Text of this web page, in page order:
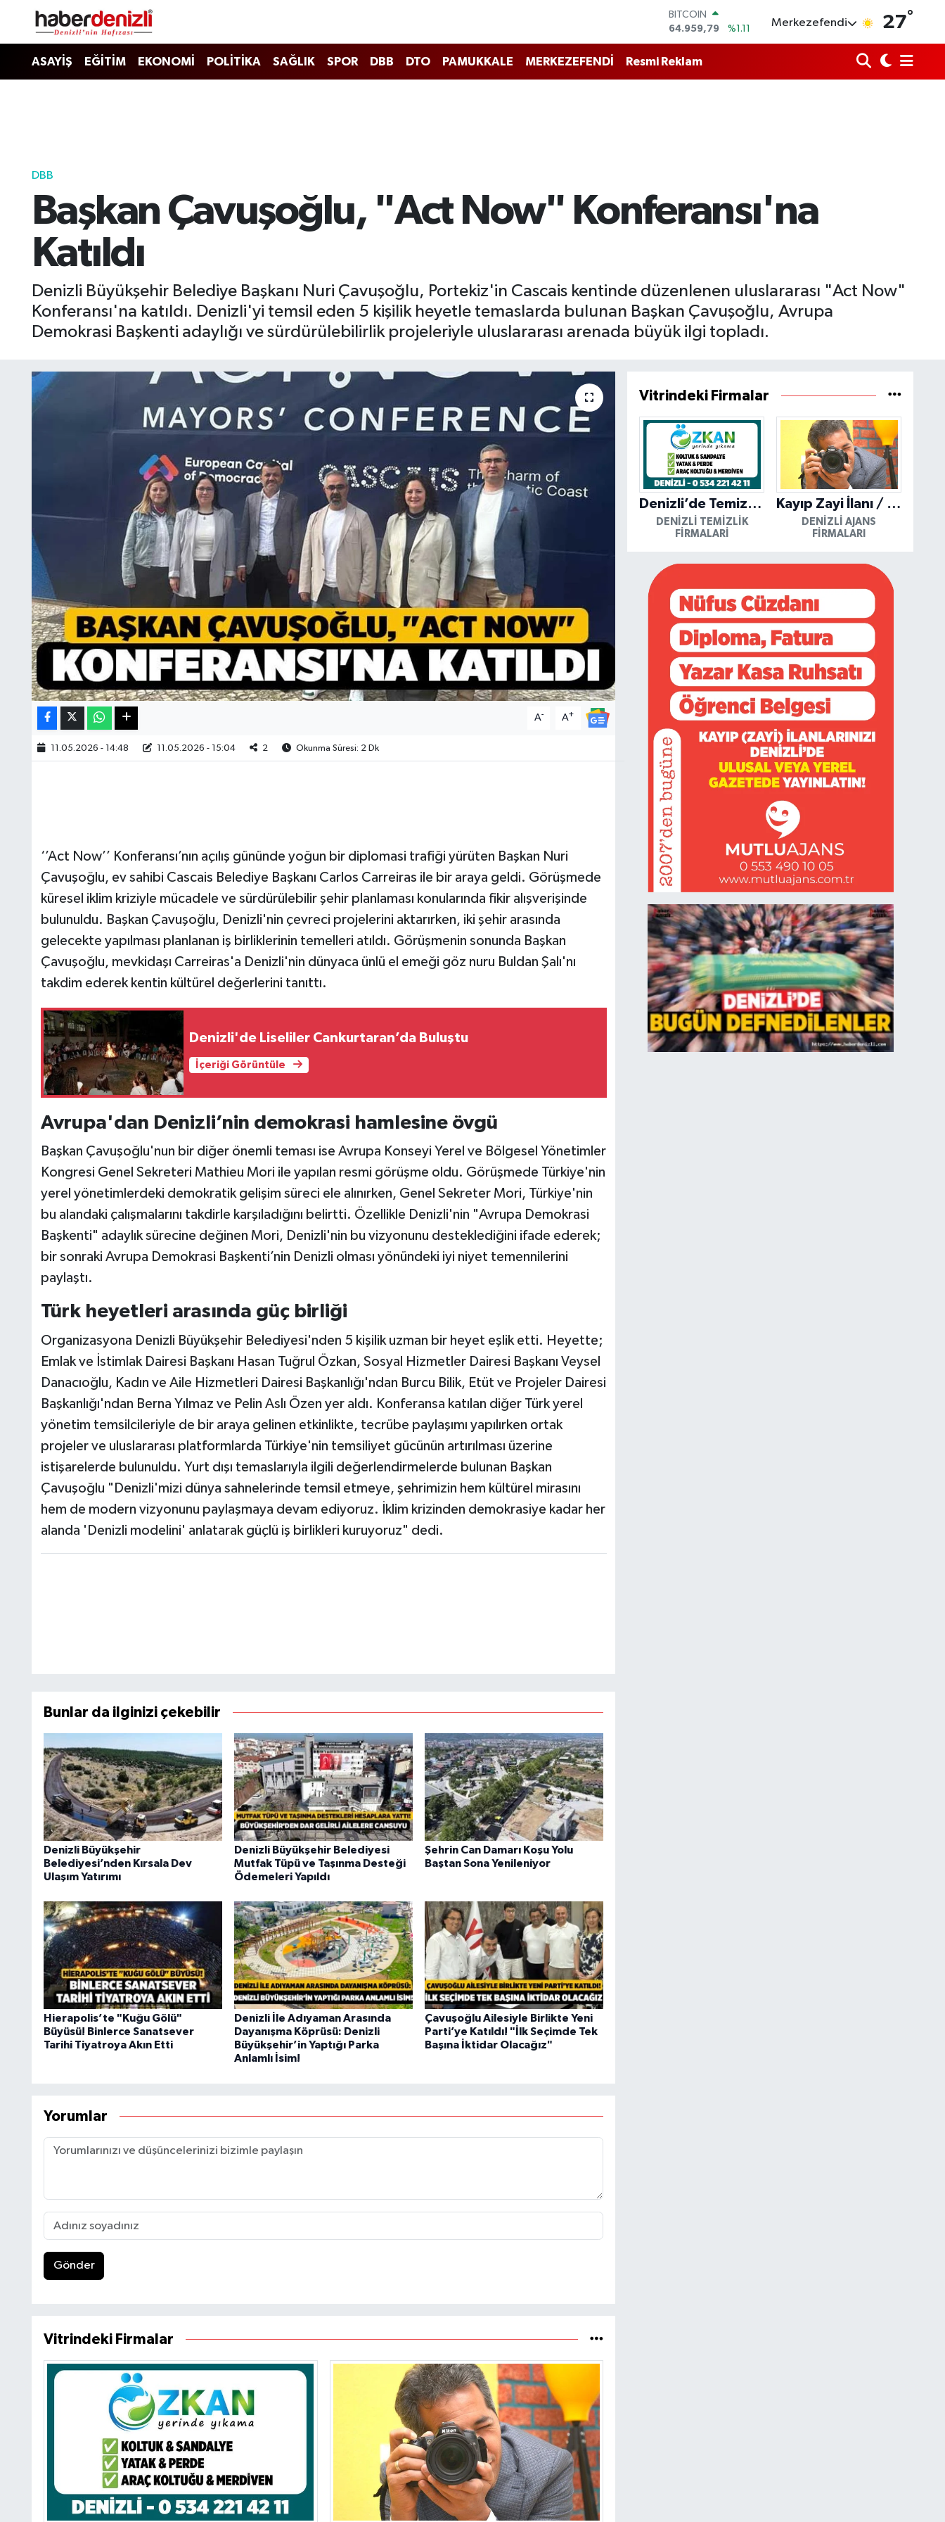
DOLAR
47,7436
%0.18
EURO
55,2510
Merkezefendi 27°
ASAYİŞ EĞİTİM EKONOMİ POLİTİKA SAĞLIK SPOR DBB DTO PAMUKKALE MERKEZEFENDİ Resmi Reklam
DBB
Başkan Çavuşoğlu, "Act Now" Konferansı'na
Katıldı
Denizli Büyükşehir Belediye Başkanı Nuri Çavuşoğlu, Portekiz'in Cascais kentinde düzenlenen uluslararası "Act Now"
Konferansı'na katıldı. Denizli'yi temsil eden 5 kişilik heyetle temaslarda bulunan Başkan Çavuşoğlu, Avrupa
Demokrasi Başkenti adaylığı ve sürdürülebilirlik projeleriyle uluslararası arenada büyük ilgi topladı.
A- A+
11.05.2026 - 14:48 11.05.2026 - 15:04 2 Okunma Süresi: 2 Dk
‘’Act Now’’ Konferansı’nın açılış gününde yoğun bir diplomasi trafiği yürüten Başkan Nuri
Çavuşoğlu, ev sahibi Cascais Belediye Başkanı Carlos Carreiras ile bir araya geldi. Görüşmede
küresel iklim kriziyle mücadele ve sürdürülebilir şehir planlaması konularında fikir alışverişinde
bulunuldu. Başkan Çavuşoğlu, Denizli'nin çevreci projelerini aktarırken, iki şehir arasında
gelecekte yapılması planlanan iş birliklerinin temelleri atıldı. Görüşmenin sonunda Başkan
Çavuşoğlu, mevkidaşı Carreiras'a Denizli'nin dünyaca ünlü el emeği göz nuru Buldan Şalı'nı
takdim ederek kentin kültürel değerlerini tanıttı.
Denizli'de Liseliler Cankurtaran’da Buluştu
İçeriği Görüntüle
Avrupa'dan Denizli’nin demokrasi hamlesine övgü
Başkan Çavuşoğlu'nun bir diğer önemli teması ise Avrupa Konseyi Yerel ve Bölgesel Yönetimler
Kongresi Genel Sekreteri Mathieu Mori ile yapılan resmi görüşme oldu. Görüşmede Türkiye'nin
yerel yönetimlerdeki demokratik gelişim süreci ele alınırken, Genel Sekreter Mori, Türkiye'nin
bu alandaki çalışmalarını takdirle karşıladığını belirtti. Özellikle Denizli'nin "Avrupa Demokrasi
Başkenti" adaylık sürecine değinen Mori, Denizli'nin bu vizyonunu desteklediğini ifade ederek;
bir sonraki Avrupa Demokrasi Başkenti’nin Denizli olması yönündeki iyi niyet temennilerini
paylaştı.
Türk heyetleri arasında güç birliği
Organizasyona Denizli Büyükşehir Belediyesi'nden 5 kişilik uzman bir heyet eşlik etti. Heyette;
Emlak ve İstimlak Dairesi Başkanı Hasan Tuğrul Özkan, Sosyal Hizmetler Dairesi Başkanı Veysel
Danacıoğlu, Kadın ve Aile Hizmetleri Dairesi Başkanlığı'ndan Burcu Bilik, Etüt ve Projeler Dairesi
Başkanlığı'ndan Berna Yılmaz ve Pelin Aslı Özen yer aldı. Konferansa katılan diğer Türk yerel
yönetim temsilcileriyle de bir araya gelinen etkinlikte, tecrübe paylaşımı yapılırken ortak
projeler ve uluslararası platformlarda Türkiye'nin temsiliyet gücünün artırılması üzerine
istişarelerde bulunuldu. Yurt dışı temaslarıyla ilgili değerlendirmelerde bulunan Başkan
Çavuşoğlu "Denizli'mizi dünya sahnelerinde temsil etmeye, şehrimizin hem kültürel mirasını
hem de modern vizyonunu paylaşmaya devam ediyoruz. İklim krizinden demokrasiye kadar her
alanda 'Denizli modelini' anlatarak güçlü iş birlikleri kuruyoruz" dedi.
Bunlar da ilginizi çekebilir
Denizli Büyükşehir
Belediyesi’nden Kırsala Dev
Ulaşım Yatırımı
Denizli Büyükşehir Belediyesi
Mutfak Tüpü ve Taşınma Desteği
Ödemeleri Yapıldı
Şehrin Can Damarı Koşu Yolu
Baştan Sona Yenileniyor
Hierapolis’te "Kuğu Gölü"
Büyüsü! Binlerce Sanatsever
Tarihi Tiyatroya Akın Etti
Denizli İle Adıyaman Arasında
Dayanışma Köprüsü: Denizli
Büyükşehir’in Yaptığı Parka
Anlamlı İsim!
Çavuşoğlu Ailesiyle Birlikte Yeni
Parti’ye Katıldı! "İlk Seçimde Tek
Başına İktidar Olacağız"
Yorumlar
Gönder
Vitrindeki Firmalar
Vitrindeki Firmalar
Denizli’de Temizliğin Güvenilir Adresi: Özkan Yerinde Yıkama
DENIZLI TEMIZLIK
FIRMALARI
Kayıp Zayi İlanı / Mutlu Ajans / Denizli
DENIZLI AJANS
FIRMALARI
Denizli Nöbetçi Eczaneler
Tüm Manşetler
Son Dakika Haberleri
Haber Arşivi